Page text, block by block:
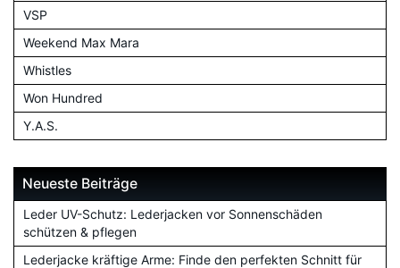
VSP
Weekend Max Mara
Whistles
Won Hundred
Y.A.S.
Neueste Beiträge
Leder UV-Schutz: Lederjacken vor Sonnenschäden
schützen & pflegen
Lederjacke kräftige Arme: Finde den perfekten Schnitt für